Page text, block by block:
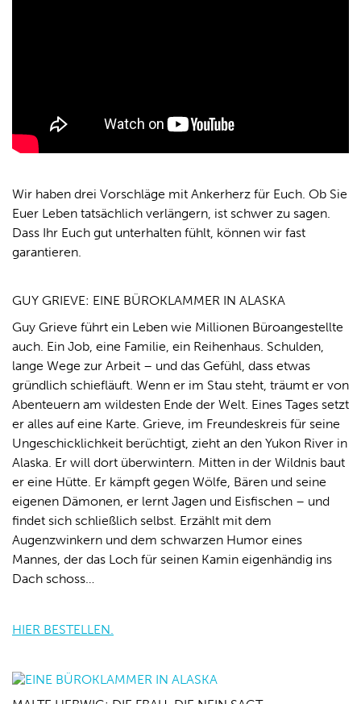
Wir haben drei Vorschläge mit Ankerherz für Euch. Ob Sie
Euer Leben tatsächlich verlängern, ist schwer zu sagen.
Dass Ihr Euch gut unterhalten fühlt, können wir fast
garantieren.
GUY GRIEVE: EINE BÜROKLAMMER IN ALASKA
Guy Grieve führt ein Leben wie Millionen Büroangestellte
auch. Ein Job, eine Familie, ein Reihenhaus. Schulden,
lange Wege zur Arbeit – und das Gefühl, dass etwas
gründlich schiefläuft. Wenn er im Stau steht, träumt er von
Abenteuern am wildesten Ende der Welt. Eines Tages setzt
er alles auf eine Karte. Grieve, im Freundeskreis für seine
Ungeschicklichkeit berüchtigt, zieht an den Yukon River in
Alaska. Er will dort überwintern. Mitten in der Wildnis baut
er eine Hütte. Er kämpft gegen Wölfe, Bären und seine
eigenen Dämonen, er lernt Jagen und Eisfischen – und
findet sich schließlich selbst. Erzählt mit dem
Augenzwinkern und dem schwarzen Humor eines
Mannes, der das Loch für seinen Kamin eigenhändig ins
Dach schoss…
HIER BESTELLEN.